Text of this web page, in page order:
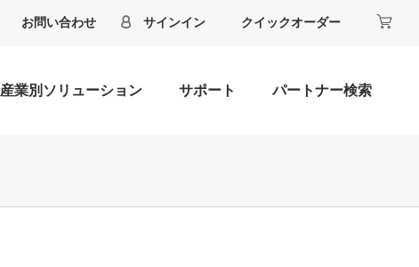
お問い合わせ サインイン クイックオーダー
産業別ソリューション サポート パートナー検索